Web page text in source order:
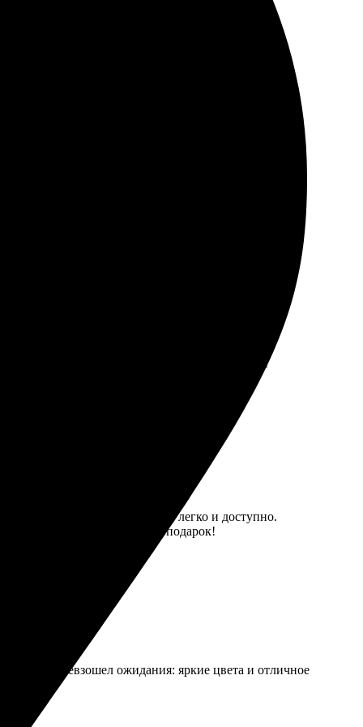
носить.
Доставка в Белокуриху была быстрой, через
Всё выполнено аккуратно, никаких дефектов.
Простой интерфейс и доступные инструкции
ярких цветов не ожидала!
фотографию на сайте — все легко и доступно.
сделать оригинальный подарок!
превзошел ожидания: яркие цвета и отличное